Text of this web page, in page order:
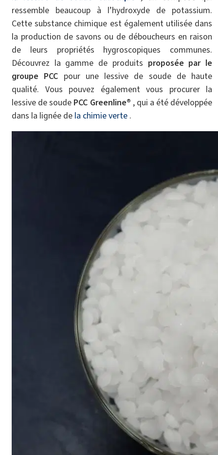
ressemble beaucoup à l’hydroxyde de potassium.
Cette substance chimique est également utilisée dans
la production de savons ou de déboucheurs en raison
de leurs propriétés hygroscopiques communes.
Découvrez la gamme de produits proposée par le
groupe PCC pour une lessive de soude de haute
qualité. Vous pouvez également vous procurer la
lessive de soude PCC Greenline® , qui a été développée
dans la lignée de la chimie verte .